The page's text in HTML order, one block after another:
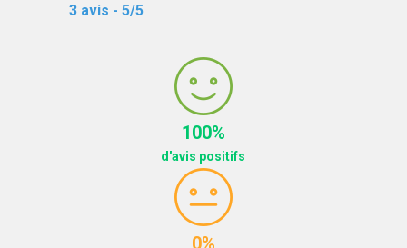
3 avis - 5/5
100%
d'avis positifs
0%